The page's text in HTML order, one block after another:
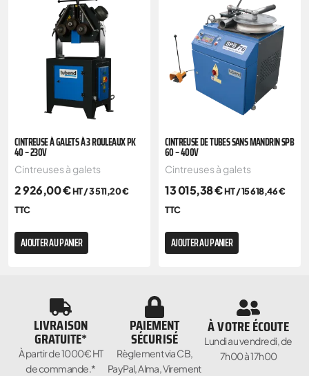
CINTREUSE À GALETS À 3 ROULEAUX PK
40 – 230V
Cintreuses à galets
2 926,00€HT /3 511,20€
TTC
AJOUTER AU PANIER
CINTREUSE DE TUBES SANS MANDRIN SPB
60 – 400V
Cintreuses à galets
13 015,38€HT /15 618,46€
TTC
AJOUTER AU PANIER
LIVRAISON
GRATUITE*
À partir de 1000€ HT
de commande.*
PAIEMENT
SÉCURISÉ
Règlement via CB,
PayPal, Alma, Virement
À VOTRE ÉCOUTE
Lundi au vendredi, de
7h00 à 17h00